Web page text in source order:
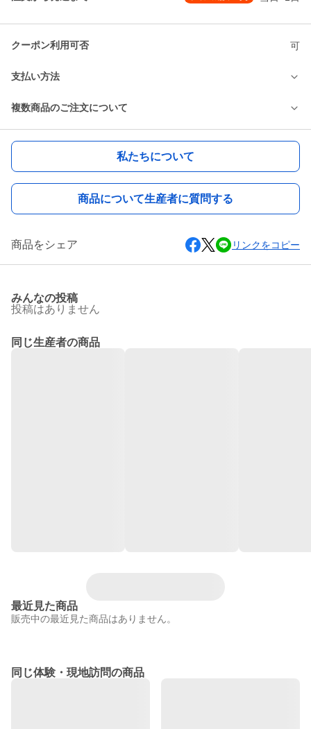
クーポン利用可否 可
支払い方法
複数商品のご注文について
私たちについて
商品について生産者に質問する
商品をシェア リンクをコピー
みんなの投稿
投稿はありません
同じ生産者の商品
最近見た商品
販売中の最近見た商品はありません。
同じ体験・現地訪問の商品